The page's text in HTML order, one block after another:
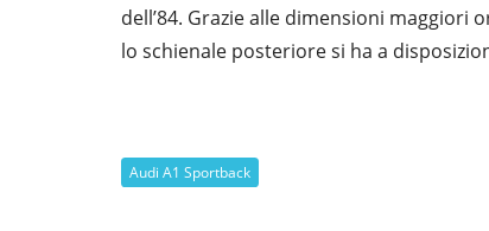
dell’84. Grazie alle dimensioni
lo schienale posteriore si ha a
Audi A1 Sportback